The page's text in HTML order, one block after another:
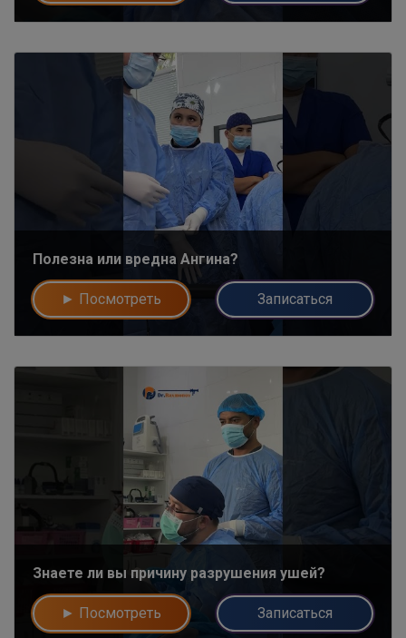
Полезна или вредна Ангина?
► Посмотреть Записаться
Знаете ли вы причину разрушения ушей?
► Посмотреть Записаться